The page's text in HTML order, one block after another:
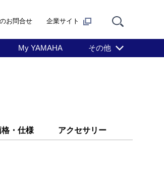
お問合せ 企業サイト
My YAMAHA その他
格・仕様 アクセサリー